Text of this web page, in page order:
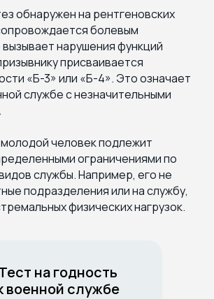
обнаружен на рентгеновских
болевым
нарушения функций
присваивается
«Б-3» или «Б-4». Это означает
службе с незначительными
молодой человек подлежит
ограничениями по
службы. Например, его не
подразделения или на службу,
физических нагрузок.
на годность
военной службе